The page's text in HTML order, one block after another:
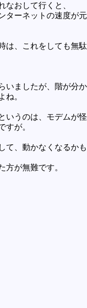
なおして行くと、
ターネットの速度が元
は、これをしても無駄
いましたが、階が分か
ね。
いうのは、モデムが怪
すが。
て、動かなくなるかも
方が無難です。